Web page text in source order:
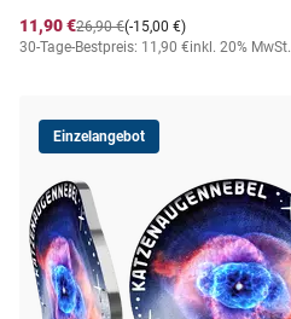
11,90 €
(-15,00 €)
26,90 €
30-Tage-Bestpreis: 11,90 €inkl. 20% MwSt.
Einzelangebot